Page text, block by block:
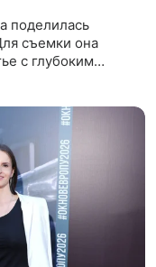
поделилась
съемки она
с глубоким